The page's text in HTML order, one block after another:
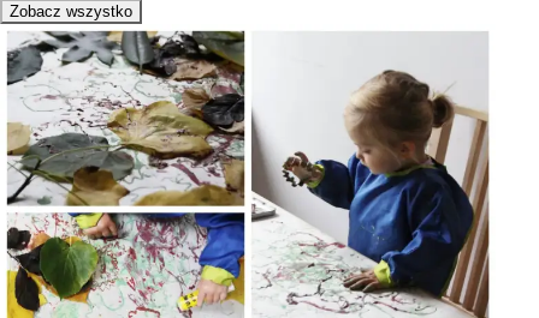
Zobacz wszystko